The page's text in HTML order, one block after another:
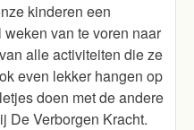
kinderen een
van te voren naar
alle activiteiten die ze
even lekker hangen op
doen met de andere
De Verborgen Kracht.